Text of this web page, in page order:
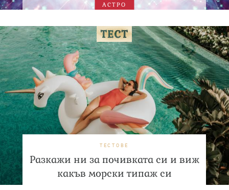
АСТРО
ТЕСТОВЕ
Разкажи ни за почивката си и виж
какъв морски типаж си